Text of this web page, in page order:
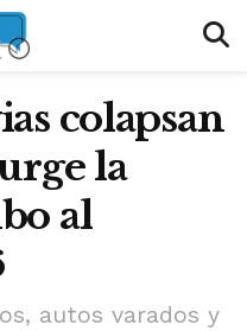
colapsan
la
al
autos varados y